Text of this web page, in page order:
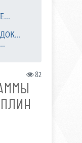
82